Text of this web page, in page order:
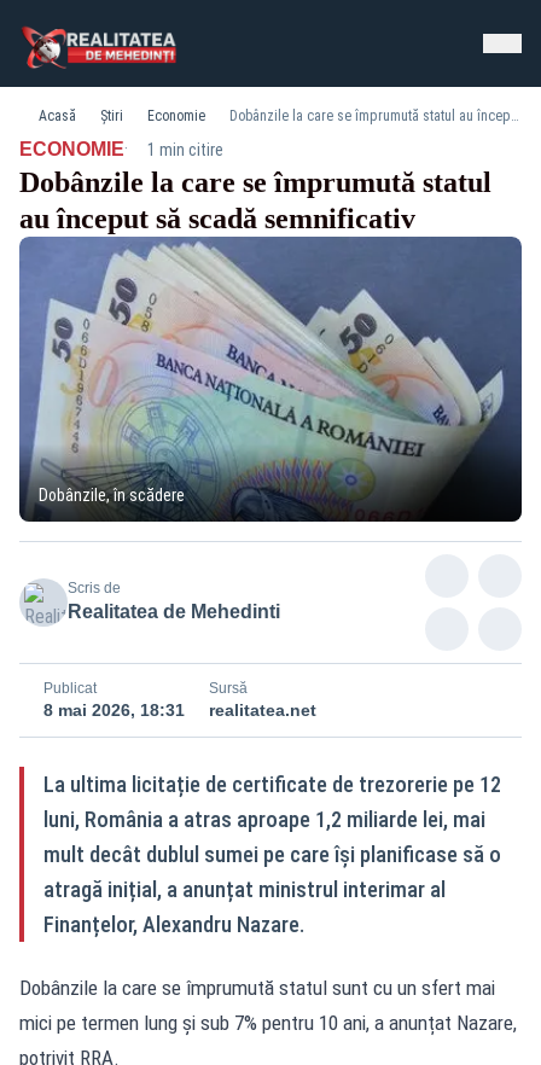
Acasă Știri Economie Dobânzile la care se împrumută statul au început să scadă semnificativ
ECONOMIE· 1 min citire
Dobânzile la care se împrumută statul
au început să scadă semnificativ
Dobânzile, în scădere
Scris de
Realitatea de Mehedinti
Publicat
8 mai 2026, 18:31
Sursă
realitatea.net
La ultima licitație de certificate de trezorerie pe 12
luni, România a atras aproape 1,2 miliarde lei, mai
mult decât dublul sumei pe care își planificase să o
atragă inițial, a anunțat ministrul interimar al
Finanțelor, Alexandru Nazare.
Dobânzile la care se împrumută statul sunt cu un sfert mai
mici pe termen lung și sub 7% pentru 10 ani, a anunțat Nazare,
potrivit RRA.